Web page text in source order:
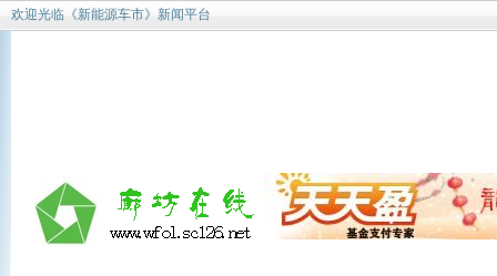
欢迎光临《新能源车市》新闻平台